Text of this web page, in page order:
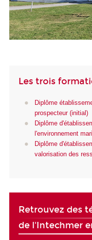
Les trois
Diplôme
prospecteur (initial)
Diplôme
l'environnement
Diplôme
valorisation des
Retrouvez des
de l'Intechmer